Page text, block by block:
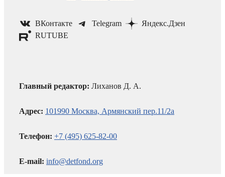
ВКонтакте Telegram
Яндекс.Дзен
RUTUBE
Главный редактор: Лиханов Д. А.
Адрес: 101990 Москва, Армянский пер.11/2а
Телефон: +7 (495) 625-82-00
E-mail: info@detfond.org